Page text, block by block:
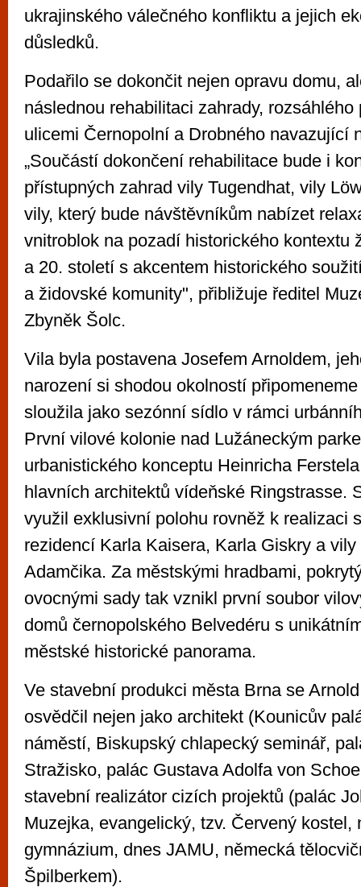
ukrajinského válečného konfliktu a jejich
důsledků.
Podařilo se dokončit nejen opravu domu,
následnou rehabilitaci zahrady, rozsáhlého
ulicemi Černopolní a Drobného navazující
„Součástí dokončení rehabilitace bude i
přístupných zahrad vily Tugendhat, vily
vily, který bude návštěvníkům nabízet
vnitroblok na pozadí historického kontextu
a 20. století s akcentem historického
a židovské komunity", přibližuje ředitel
Zbyněk Šolc.
Vila byla postavena Josefem Arnoldem,
narození si shodou okolností
sloužila jako sezónní sídlo v rámci
První vilové kolonie nad Lužáneckým
urbanistického konceptu Heinricha
hlavních architektů vídeňské Ringstrasse.
využil exklusivní polohu rovněž k realizaci
rezidencí Karla Kaisera, Karla Giskry a
Adamčika. Za městskými hradbami,
ovocnými sady tak vznikl první soubor
domů černopolského Belvedéru s
městské historické panorama.
Ve stavební produkci města Brna se
osvědčil nejen jako architekt (Kounicův
náměstí, Biskupský chlapecký seminář,
Stražisko, palác Gustava Adolfa von
stavební realizátor cizích projektů (palác
Muzejka, evangelický, tzv. Červený kostel,
gymnázium, dnes JAMU, německá
Špilberkem).